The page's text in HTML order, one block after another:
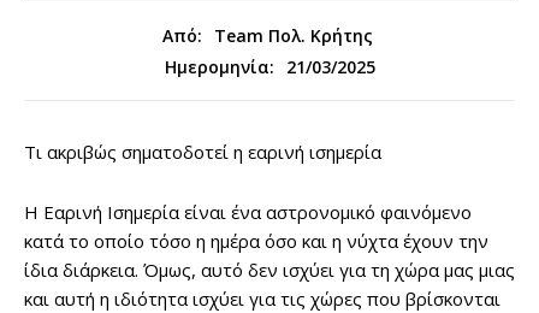
Από:
Team Πολ. Κρήτης
Ημερομηνία:
21/03/2025
Τι ακριβώς σηματοδοτεί η εαρινή ισημερία
Η Εαρινή Ισημερία είναι ένα αστρονομικό φαινόμενο
κατά το οποίο τόσο η ημέρα όσο και η νύχτα έχουν την
ίδια διάρκεια. Όμως, αυτό δεν ισχύει για τη χώρα μας μιας
και αυτή η ιδιότητα ισχύει για τις χώρες που βρίσκονται